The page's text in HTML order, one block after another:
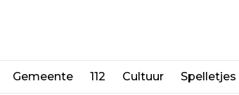
Gemeente 112 Cultuur Spelletjes